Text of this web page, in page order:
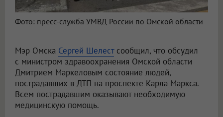
Фото: пресс-служба УМВД России по Омской области
Мэр Омска Сергей Шелестсообщил, что обсудил
с министром здравоохранения Омской области
Дмитрием Маркеловым состояние людей,
пострадавших в ДТП на проспекте Карла Маркса.
Всем пострадавшим оказывают необходимую
медицинскую помощь.